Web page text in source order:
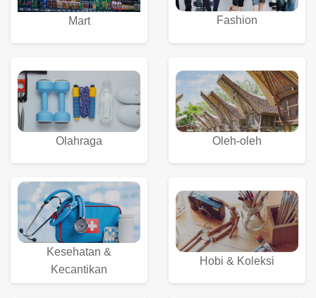
Mart Fashion
Olahraga Oleh-oleh
Kesehatan &
Kecantikan
Hobi & Koleksi